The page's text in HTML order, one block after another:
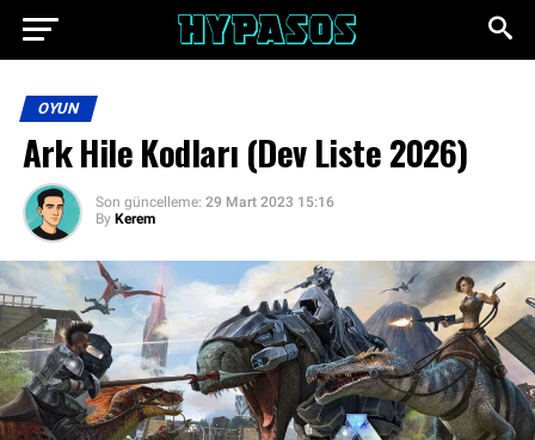
OYUN
Ark Hile Kodları (Dev Liste 2026)
Son güncelleme: 29 Mart 2023 15:16
By Kerem